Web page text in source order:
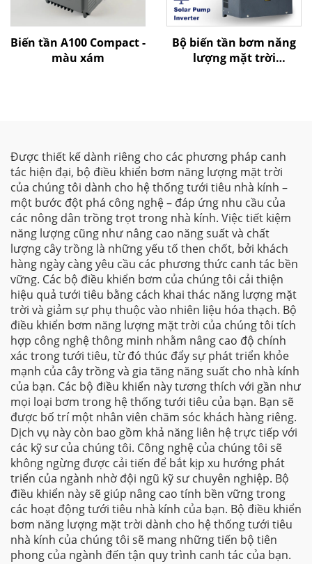
Biến tần A100 Compact -
màu xám
Bộ biến tần bơm năng
lượng mặt trời
Được thiết kế dành riêng cho các phương pháp canh
tác hiện đại, bộ điều khiển bơm năng lượng mặt trời
của chúng tôi dành cho hệ thống tưới tiêu nhà kính –
một bước đột phá công nghệ – đáp ứng nhu cầu của
các nông dân trồng trọt trong nhà kính. Việc tiết kiệm
năng lượng cũng như nâng cao năng suất và chất
lượng cây trồng là những yếu tố then chốt, bởi khách
hàng ngày càng yêu cầu các phương thức canh tác bền
vững. Các bộ điều khiển bơm của chúng tôi cải thiện
hiệu quả tưới tiêu bằng cách khai thác năng lượng mặt
trời và giảm sự phụ thuộc vào nhiên liệu hóa thạch. Bộ
điều khiển bơm năng lượng mặt trời của chúng tôi tích
hợp công nghệ thông minh nhằm nâng cao độ chính
xác trong tưới tiêu, từ đó thúc đẩy sự phát triển khỏe
mạnh của cây trồng và gia tăng năng suất cho nhà kính
của bạn. Các bộ điều khiển này tương thích với gần như
mọi loại bơm trong hệ thống tưới tiêu của bạn. Bạn sẽ
được bố trí một nhân viên chăm sóc khách hàng riêng.
Dịch vụ này còn bao gồm khả năng liên hệ trực tiếp với
các kỹ sư của chúng tôi. Công nghệ của chúng tôi sẽ
không ngừng được cải tiến để bắt kịp xu hướng phát
triển của ngành nhờ đội ngũ kỹ sư chuyên nghiệp. Bộ
điều khiển này sẽ giúp nâng cao tính bền vững trong
các hoạt động tưới tiêu nhà kính của bạn. Bộ điều khiển
bơm năng lượng mặt trời dành cho hệ thống tưới tiêu
nhà kính của chúng tôi sẽ mang những tiến bộ tiên
phong của ngành đến tận quy trình canh tác của bạn.